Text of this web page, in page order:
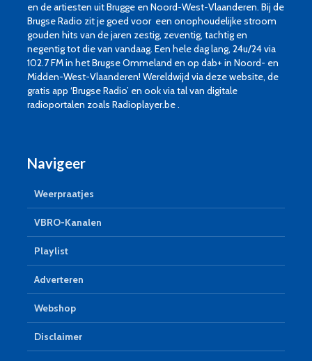
en de artiesten uit Brugge en Noord-West-Vlaanderen. Bij de
Brugse Radio zit je goed voor een onophoudelijke stroom
gouden hits van de jaren zestig, zeventig, tachtig en
negentig tot die van vandaag. Een hele dag lang, 24u/24 via
102.7 FM in het Brugse Ommeland en op dab+ in Noord- en
Midden-West-Vlaanderen! Wereldwijd via deze website, de
gratis app ‘Brugse Radio’ en ook via tal van digitale
radioportalen zoals Radioplayer.be .
Navigeer
Weerpraatjes
VBRO-Kanalen
Playlist
Adverteren
Webshop
Disclaimer